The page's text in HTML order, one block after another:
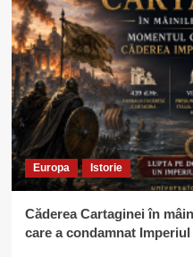
Europa Istorie
Căderea Cartaginei în
care a condamnat